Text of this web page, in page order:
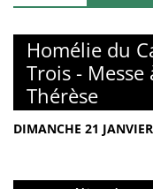
Homélie du
Trois -
Thérèse
DIMANCHE 21